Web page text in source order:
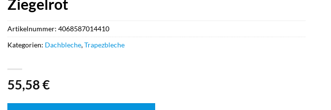
Ziegelrot
55,58€
Artikelnummer: 4068587014410
Kategorien: Dachbleche,Trapezbleche